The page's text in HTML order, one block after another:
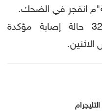
انفجر في الضحك.
يذكر ان هولندا سجلت 321 حالة إصابة مؤكدة